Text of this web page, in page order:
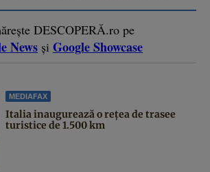
DESCOPERĂ.ro pe
News și Google Showcase
MEDIAFAX
Italia inaugurează o rețea de trasee
turistice de 1.500 km